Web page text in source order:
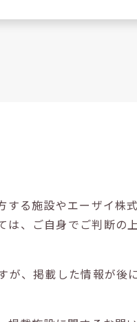
る施設やエーザイ株
、ご自身でご判断の
が、掲載した情報が後